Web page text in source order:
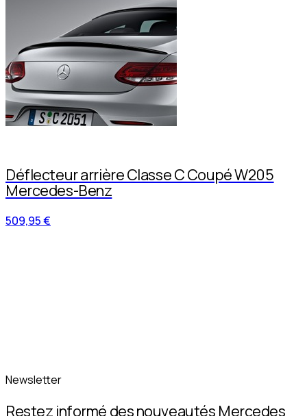
Déflecteur arrière Classe C Coupé W205
Mercedes-Benz
509,95 €
Newsletter
Restez informé des nouveautés Mercedes